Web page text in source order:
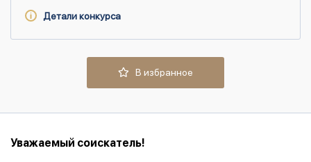
Детали конкурса
В избранное
Уважаемый соискатель!